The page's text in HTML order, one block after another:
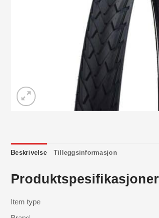
Beskrivelse Tilleggsinformasjon
Produktspesifikasjoner
Item type